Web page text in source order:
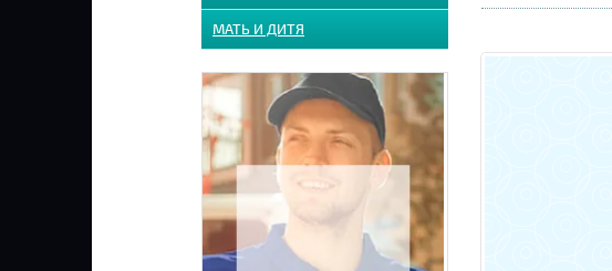
МАТЬ И ДИТЯ